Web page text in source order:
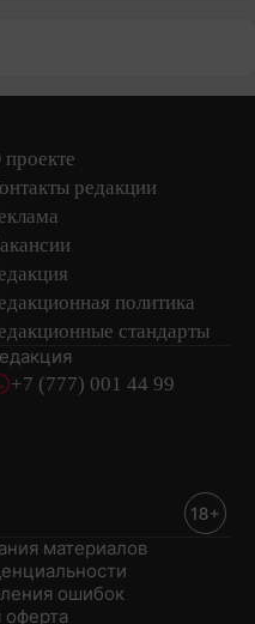
редакции
политика
стандарты
+7 (777) 001 44 99
оферта
ошибок
материалов